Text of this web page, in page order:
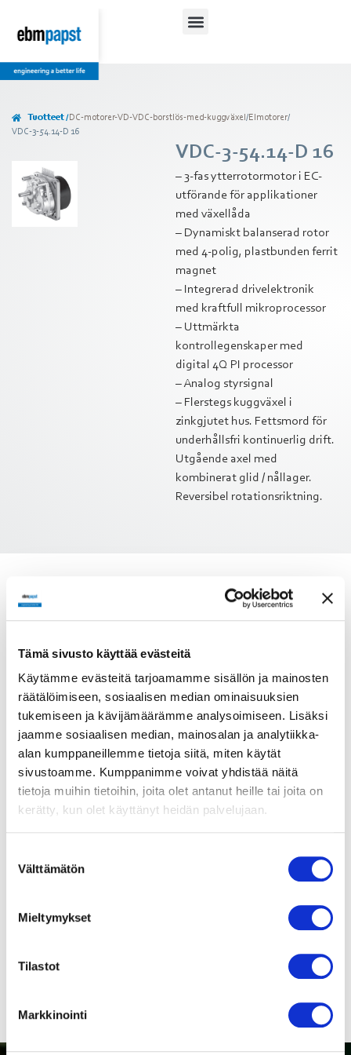
Tämä sivusto käyttää evästeitä
Käytämme evästeitä tarjoamamme sisällön ja mainosten
räätälöimiseen, sosiaalisen median ominaisuuksien
tukemiseen ja kävijämäärämme analysoimiseen. Lisäksi
jaamme sosiaalisen median, mainosalan ja analytiikka-
alan kumppaneillemme tietoja siitä, miten käytät
sivustoamme. Kumppanimme voivat yhdistää näitä
tietoja muihin tietoihin, joita olet antanut heille tai joita on
kerätty, kun olet käyttänyt heidän palvelujaan.
valinta
Välttämätön
Mieltymykset
Tilastot
Markkinointi
Tuotteet /DC-motorer-VD-VDC-borstlös-med-kuggväxel /Elmotorer/
VDC-3-54.14-D 16
VDC-3-54.14-D 16
– 3-fas ytterrotormotor i EC-
utförande för applikationer
med växellåda
– Dynamiskt balanserad rotor
med 4-polig, plastbunden ferrit
magnet
– Integrerad drivelektronik
med kraftfull mikroprocessor
– Uttmärkta
kontrollegenskaper med
digital 4Q PI processor
– Analog styrsignal
– Flerstegs kuggväxel i
zinkgjutet hus. Fettsmord för
underhållsfri kontinuerlig drift.
Utgående axel med
kombinerat glid / nållager.
Reversibel rotationsriktning.
Borstlös DC-motor med
kuggväxel
Jännite
24 VDC
Kierrosluku
19...252 min-1
9475414611
Lisätietoja
Huomioi ErP-direktiivi!
ErP-direktiivi ei koske alle
125 W puhaltimia. Yli 125 W
direktiivin vaatimukset.
Suomenkieliset
turvamääräykset!